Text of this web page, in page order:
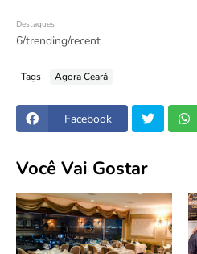
Destaques
6/trending/recent
Tags Agora Ceará
Facebook
Você Vai Gostar